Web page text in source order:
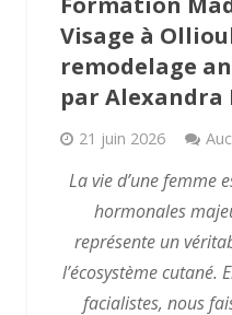
Visage à
remodelage
par Alexandra
21 juin 2026
La vie d’une femme
hormonales
représente un
l’écosystème cutané.
facialistes, nous